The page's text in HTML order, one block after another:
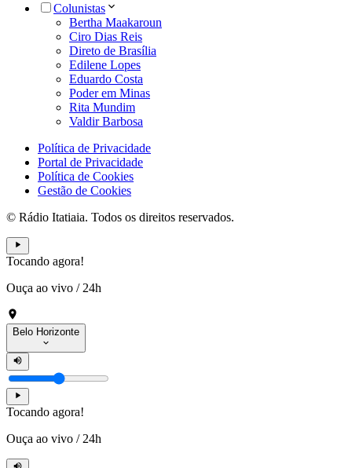
Colunistas
Bertha Maakaroun
Ciro Dias Reis
Direto de Brasília
Edilene Lopes
Eduardo Costa
Poder em Minas
Rita Mundim
Valdir Barbosa
Política de Privacidade
Portal de Privacidade
Política de Cookies
Gestão de Cookies
© Rádio Itatiaia. Todos os direitos reservados.
Tocando agora!
Ouça ao vivo / 24h
Belo Horizonte
Tocando agora!
Ouça ao vivo / 24h